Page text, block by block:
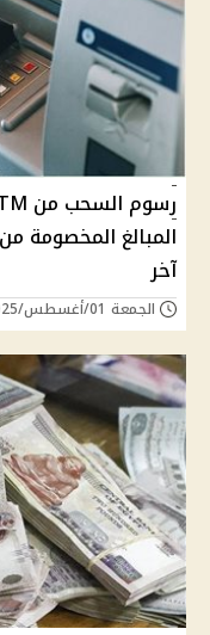
المبالغ المخصومة
آخر
الجمعة 01/أغسطس/2025 - 04:29 م